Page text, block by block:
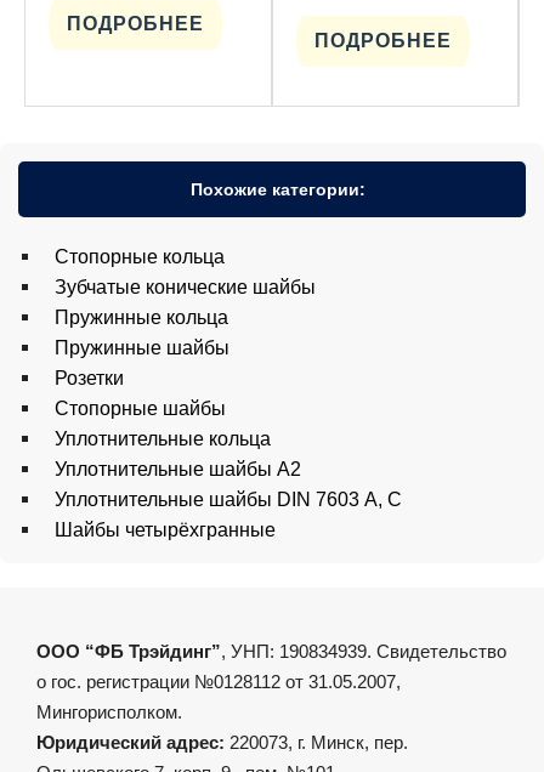
ПОДРОБНЕЕ
Похожие категории:
Cтопорные кольца
Зубчатые конические шайбы
Пружинные кольца
Пружинные шайбы
Розетки
Стопорные шайбы
Уплотнительные кольца
Уплотнительные шайбы A2
Уплотнительные шайбы DIN 7603 А, С
Шайбы четырёхгранные
ООО “ФБ Трэйдинг”, УНП: 190834939. Свидетельство
о гос. регистрации №0128112 от 31.05.2007,
Мингорисполком.
Юридический адрес: 220073, г. Минск, пер.